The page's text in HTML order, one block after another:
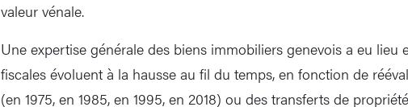
valeur vénale.
Une expertise générale des biens immobiliers genevois a eu lieu
fiscales évoluent à la hausse au fil du temps, en fonction de
(en 1975, en 1985, en 1995, en 2018) ou des transferts de